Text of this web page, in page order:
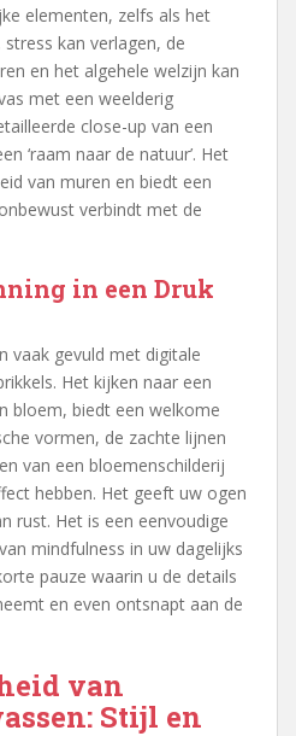
elementen, zelfs als het
kan verlagen, de
en het algehele welzijn kan
met een weelderig
close-up van een
‘raam naar de natuur’. Het
van muren en biedt een
verbindt met de
in een Druk
vaak gevuld met digitale
Het kijken naar een
bloem, biedt een welkome
vormen, de zachte lijnen
van een bloemenschilderij
hebben. Het geeft uw ogen
rust. Het is een eenvoudige
mindfulness in uw dagelijks
pauze waarin u de details
en even ontsnapt aan de
van
Stijl en